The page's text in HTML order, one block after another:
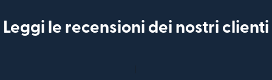
Leggi le recensioni dei nostri clienti